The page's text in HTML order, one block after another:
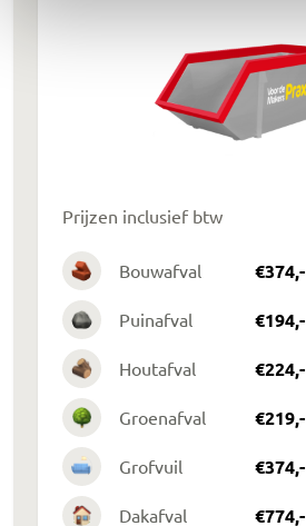
Prijzen inclusief btw
Bouwafval €374,-
Puinafval €194,-
Houtafval €224,-
Groenafval €219,-
Grofvuil €374,-
Dakafval €774,-